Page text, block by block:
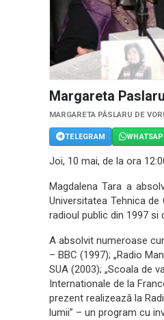
Margareta
MARGARETA PÂSLARU DE
TELEGRAM
Joi, 10 mai, de la ora
Magdalena Tara a
Universitatea Tehnica
radioul public din 1997 si
A absolvit numeroase
– BBC (1997); „Radio
SUA (2003); „Scoala de
Internationale de la
prezent realizează la
lumii” – un program cu